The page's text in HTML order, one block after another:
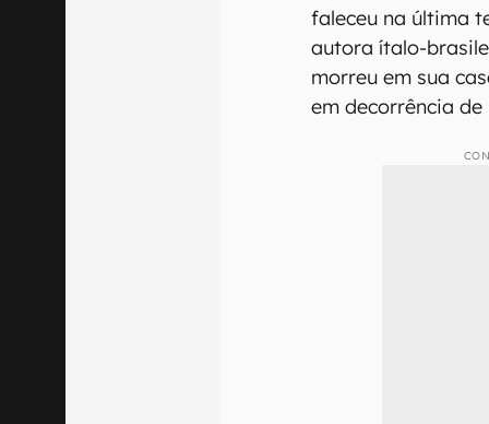
faleceu na última
autora ítalo-
morreu em sua
em decorrência